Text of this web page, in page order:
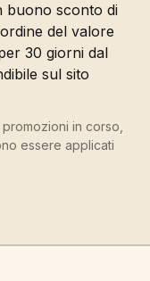
buono sconto di
del valore
30 giorni dal
sul sito
in corso,
essere applicati